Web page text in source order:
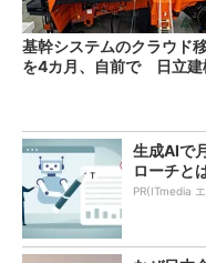
基幹システムのクラウド
を4カ月、自前で 日立建
生成AIで
ローチと
PR(ITmedia